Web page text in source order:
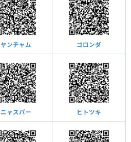
ヤンチャム ゴロンダ
ニャスパー ヒトツキ